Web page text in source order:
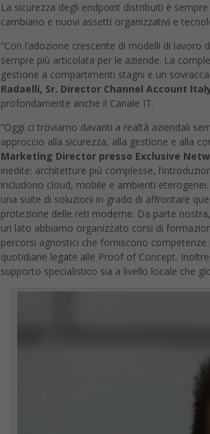
La sicurezza degli endpoint distribuiti è
cambiano e nuovi assetti organizzativi e
“Con l’adozione crescente di modelli di
sempre più articolata per le aziende. La
gestione a compartimenti stagni e un
Radaelli, Sr. Director Channel Account
profondamente anche il Canale IT.
“Oggi ci troviamo davanti a realtà aziendali
approccio alla sicurezza, alla gestione e alla
Marketing Director presso Exclusive
inedite: architetture più complesse,
includono cloud, mobile e ambienti
una suite di soluzioni in grado di affrontare
protezione delle reti moderne. Da parte
un lato abbiamo organizzato corsi di
percorsi agnostici che forniscono
quotidiane legate alle Proof of Concept.
supporto specialistico sia a livello locale che